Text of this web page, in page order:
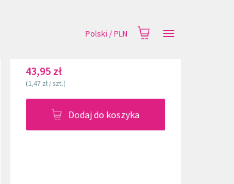
Polski /PLN
43,95 zł
(1,47 zł/ szt.)
Dodaj do koszyka